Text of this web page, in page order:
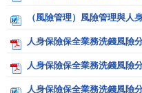
（風險管理）風險管理與人
人身保險保全業務洗錢風險
人身保險保全業務洗錢風險
人身保險保全業務洗錢風險